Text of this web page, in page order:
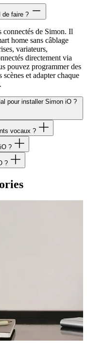
de faire ?
connectés de Simon. Il
home sans câblage
variateurs,
directement via
pouvez programmer des
et adapter chaque
vocaux ?
?
?